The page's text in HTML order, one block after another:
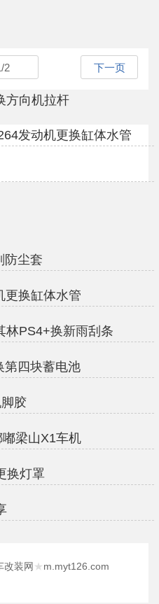
/2 下一页
方向机拉杆
发动机更换缸体水管
防尘套
更换缸体水管
林PS4+换新雨刮条
第四块蓄电池
胶
梁山X1车机
换灯罩
改装网 ★m.myt126.com